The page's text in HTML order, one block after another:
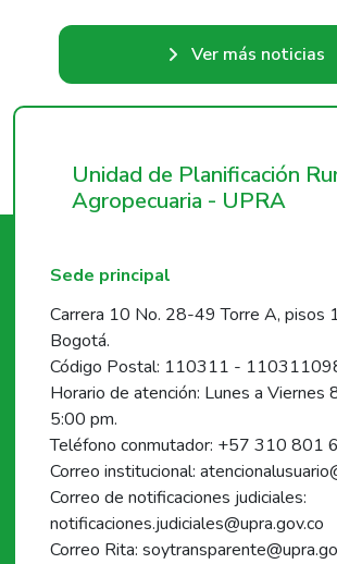
Ver más noticias
Unidad de Planificación
Agropecuaria - UPRA
Sede principal
Carrera 10 No. 28-49 Torre A, pisos
Bogotá.
Código Postal: 110311 -
Horario de atención: Lunes a Viernes
5:00 pm.
Teléfono conmutador: +57 310 801
Correo institucional:
Correo de notificaciones judiciales:
notificaciones.judiciales@upra.gov.co
Correo Rita: